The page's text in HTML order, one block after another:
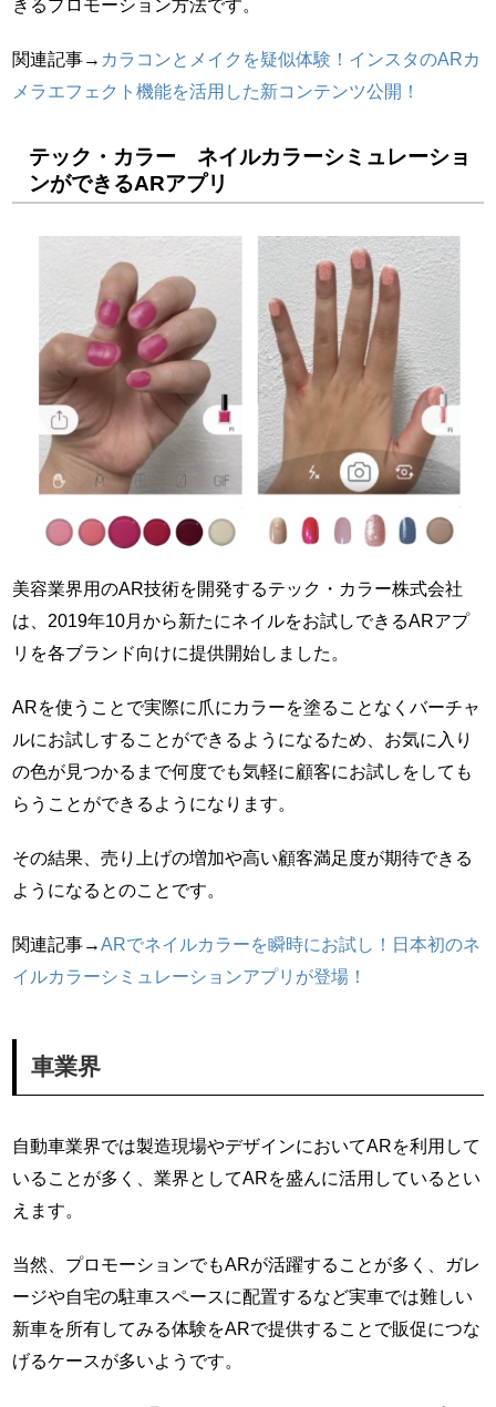
関連記事→ カラコンとメイクを疑似体験！インスタのARカ
メラエフェクト機能を活用した新コンテンツ公開！
テック・カラー ネイルカラーシミュレーショ
ンができるARアプリ
美容業界用のAR技術を開発するテック・カラー株式会社
は、2019年10月から新たにネイルをお試しできるARアプ
リを各ブランド向けに提供開始しました。
ARを使うことで実際に爪にカラーを塗ることなくバーチャ
ルにお試しすることができるようになるため、お気に入り
の色が見つかるまで何度でも気軽に顧客にお試しをしても
らうことができるようになります。
その結果、売り上げの増加や高い顧客満足度が期待できる
ようになるとのことです。
関連記事→ARでネイルカラーを瞬時にお試し！日本初のネ
イルカラーシミュレーションアプリが登場！
車業界
自動車業界では製造現場やデザインにおいてARを利用して
いることが多く、業界としてARを盛んに活用しているとい
えます。
当然、プロモーションでもARが活躍することが多く、ガレ
ージや自宅の駐車スペースに配置するなど実車では難しい
新車を所有してみる体験をARで提供することで販促につな
げるケースが多いようです。